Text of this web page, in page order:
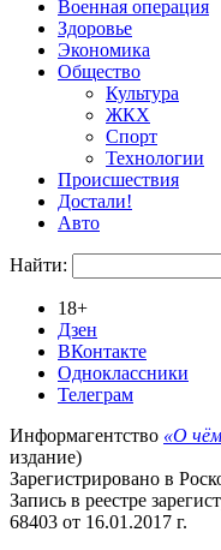
Военная операция
Здоровье
Экономика
Общество
Культура
ЖКХ
Спорт
Технологии
Происшествия
Достали!
Авто
Найти:
18+
Дзен
ВКонтакте
Одноклассники
Телеграм
Информагентство «О
издание)
Зарегистрировано в
Запись в реестре
68403 от 16.01.2017 г.